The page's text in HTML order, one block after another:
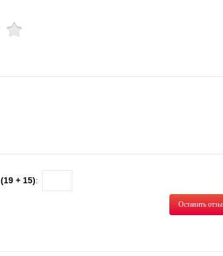
(19 + 15):
Оставить